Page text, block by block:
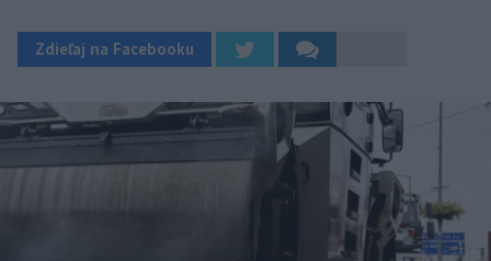
Zdieľaj na Facebooku